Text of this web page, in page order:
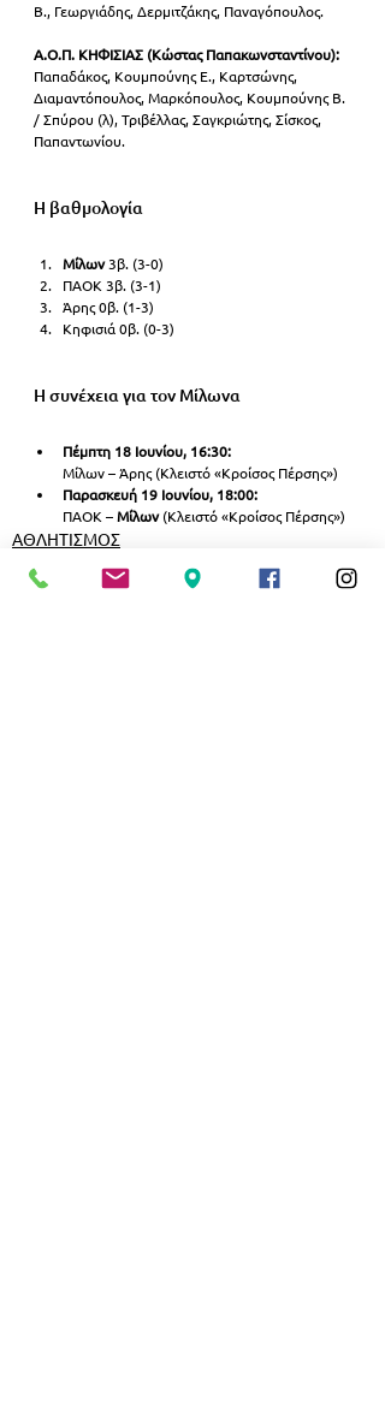
Β., Γεωργιάδης, Δερμιτζάκης, Παναγόπουλος.
Α.Ο.Π. ΚΗΦΙΣΙΑΣ (Κώστας Παπακωνσταντίνου):
Παπαδάκος, Κουμπούνης Ε., Καρτσώνης,
Διαμαντόπουλος, Μαρκόπουλος, Κουμπούνης Β.
/ Σπύρου (λ), Τριβέλλας, Σαγκριώτης, Σίσκος,
Παπαντωνίου.
Η βαθμολογία
Μίλων 3β. (3-0)
ΠΑΟΚ 3β. (3-1)
Άρης 0β. (1-3)
Κηφισιά 0β. (0-3)
Η συνέχεια για τον Μίλωνα
Πέμπτη 18 Ιουνίου, 16:30:
Μίλων – Άρης (Κλειστό «Κροίσος Πέρσης»)
Παρασκευή 19 Ιουνίου, 18:00:
ΠΑΟΚ – Μίλων (Κλειστό «Κροίσος Πέρσης»)
ΑΘΛΗΤΙΣΜΟΣ